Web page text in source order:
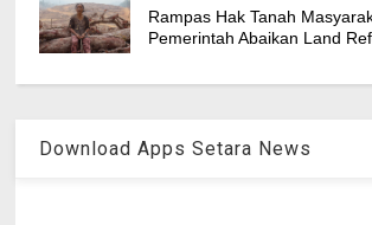
Rampas Hak Tanah
Pemerintah Abaikan Land
Download Apps Setara News